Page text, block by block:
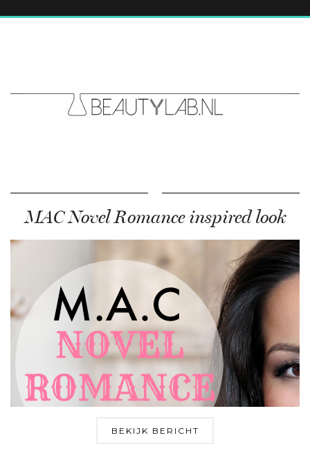
MAC Novel Romance inspired look
BEKIJK BERICHT